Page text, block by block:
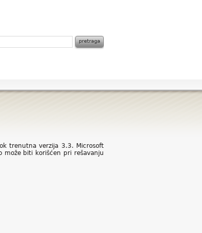
trenutna verzija 3.3. Microsoft
može biti korišćen pri rešavanju